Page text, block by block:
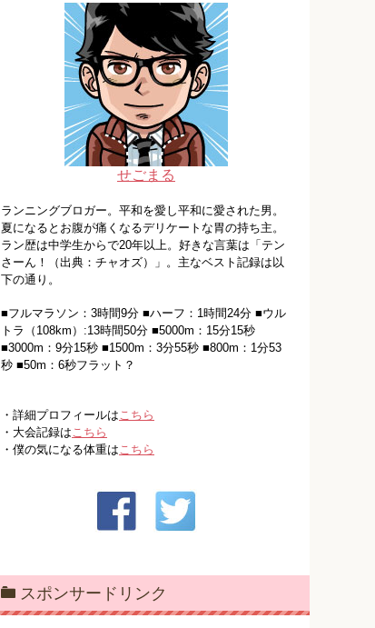
せごまる
ランニングブロガー。平和を愛し平和に愛された男。
夏になるとお腹が痛くなるデリケートな胃の持ち主。
ラン歴は中学生からで20年以上。好きな言葉は「テン
さーん！（出典：チャオズ）」。主なベスト記録は以
下の通り。
■フルマラソン：3時間9分 ■ハーフ：1時間24分 ■ウル
トラ（108km）:13時間50分 ■5000m：15分15秒
■3000m：9分15秒 ■1500m：3分55秒 ■800m：1分53
秒 ■50m：6秒フラット？
・詳細プロフィールはこちら
・大会記録はこちら
・僕の気になる体重はこちら
スポンサードリンク